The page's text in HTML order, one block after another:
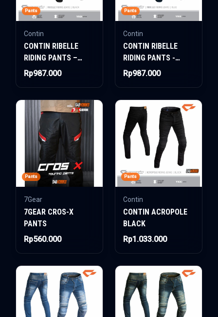
Pants
Contin
CONTIN RIBELLE
RIDING PANTS –
BLACK
Rp987.000
Pants
Contin
CONTIN RIBELLE
RIDING PANTS -
INDIGO
Rp987.000
Pants
7Gear
7GEAR CROS-X
PANTS
Rp560.000
Pants
Contin
CONTIN ACROPOLE
BLACK
Rp1.033.000